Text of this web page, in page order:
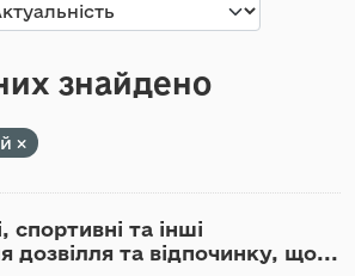
знайдено
спортивні та інші
дозвілля та відпочинку, що...